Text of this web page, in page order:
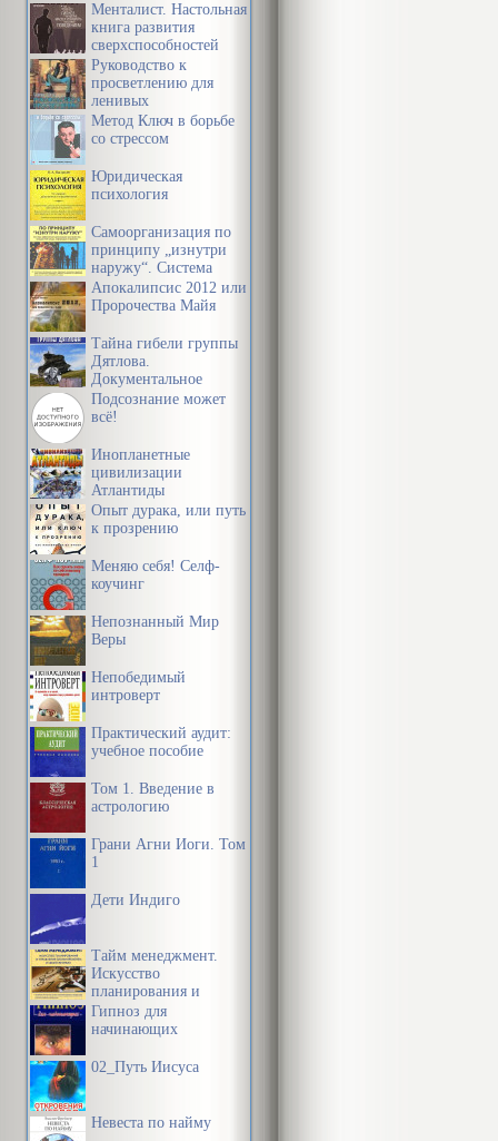
Менталист. Настольная
книга развития
сверхспособностей
сознания
Руководство к
просветлению для
ленивых
Метод Ключ в борьбе
со стрессом
Юридическая
психология
Самоорганизация по
принципу „изнутри
наружу“. Система
эффективной
организации
предметной среды,
информации и
времени
Апокалипсис 2012 или
Пророчества Майя
Тайна гибели группы
Дятлова.
Документальное
расследование
Подсознание может
всё!
Инопланетные
цивилизации
Атлантиды
Опыт дурака, или путь
к прозрению
Меняю себя! Селф-
коучинг
Непознанный Мир
Веры
Непобедимый
интроверт
Практический аудит:
учебное пособие
Том 1. Введение в
астрологию
Грани Агни Йоги. Том
1
Дети Индиго
Тайм менеджмент.
Искусство
планирования и
управления своим
временем и своей
Гипноз для
начинающих
02_Путь Иисуса
Невеста по найму